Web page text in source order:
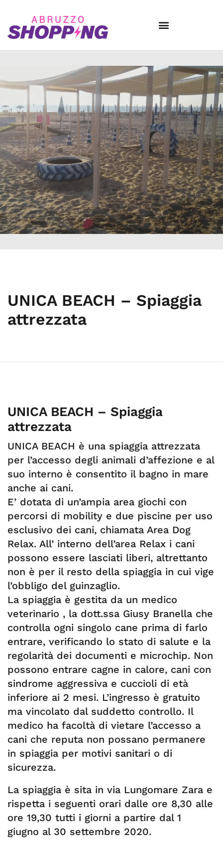
UNICA BEACH – Spiaggia
attrezzata
UNICA BEACH – Spiaggia
attrezzata
UNICA BEACH è una spiaggia attrezzata
per l’accesso degli animali d’affezione e al
suo interno è consentito il bagno in mare
anche ai cani.
E’ dotata di un’ampia area giochi con
percorsi di mobility e due piscine per uso
esclusivo dei cani, chiamata Area Dog
Relax. All’ interno dell’area Relax i cani
possono essere lasciati liberi, altrettanto
non è per il resto della spiaggia in cui vige
l’obbligo del guinzaglio.
La spiaggia è gestita da un medico
veterinario , la dott.ssa Giusy Branella che
controlla ogni singolo cane prima di farlo
entrare, verificando lo stato di salute e la
regolarità dei documenti e microchip. Non
possono entrare cagne in calore, cani con
sindrome aggressiva e cuccioli di età
inferiore ai 2 mesi. L’ingresso è gratuito
ma vincolato dal suddetto controllo. Il
medico ha facoltà di vietare l’accesso a
cani che reputa non possano permanere
in spiaggia per motivi sanitari o di
sicurezza.
La spiaggia è sita in via Lungomare Zara e
rispetta i seguenti orari dalle ore 8,30 alle
ore 19,30 tutti i giorni a partire dal 1
giugno al 30 settembre 2020.